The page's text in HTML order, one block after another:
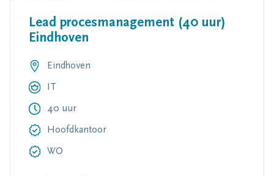
Lead procesmanagement (40 uur)
Eindhoven
Eindhoven
IT
40 uur
Hoofdkantoor
WO